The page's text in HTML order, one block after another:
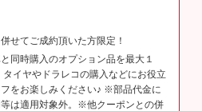
せてご成約頂いた方限定！
同時購入のオプション品を最大１
イヤやドラレコの購入などにお役立
をお楽しみください♪ ※部品代金に
は適用対象外。※他クーポンとの併